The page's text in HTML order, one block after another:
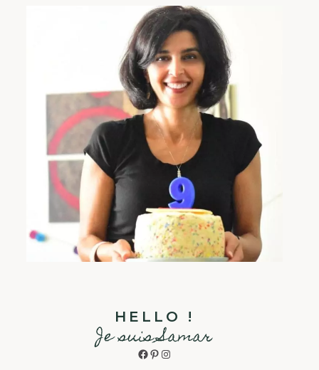
HELLO !
Je suis Samar
Facebook
Pinterest
Instagram